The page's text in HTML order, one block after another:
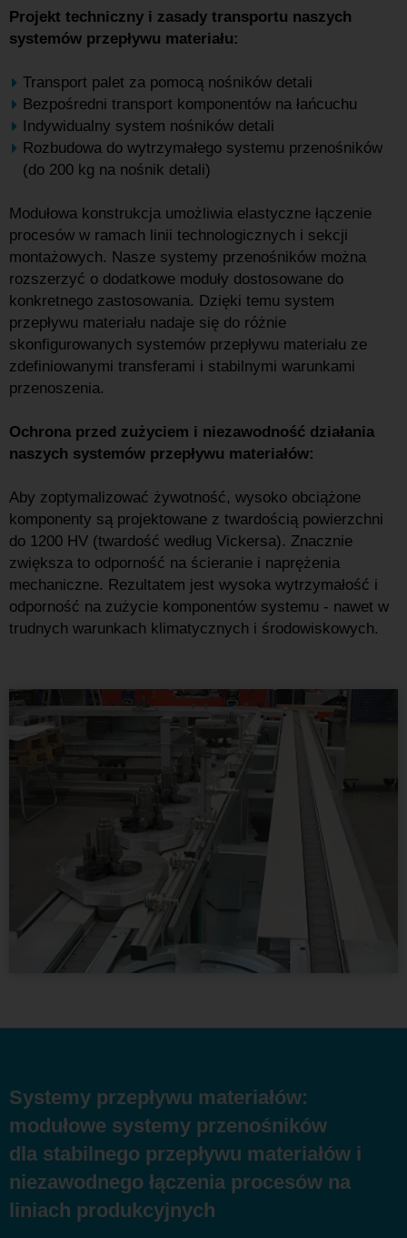
Projekt techniczny i zasady transportu naszych
systemów przepływu materiału:
Transport palet za pomocą nośników detali
Bezpośredni transport komponentów na łańcuchu
Indywidualny system nośników detali
Rozbudowa do wytrzymałego systemu przenośników
(do 200 kg na nośnik detali)
Modułowa konstrukcja umożliwia elastyczne łączenie
procesów w ramach linii technologicznych i sekcji
montażowych. Nasze systemy przenośników można
rozszerzyć o dodatkowe moduły dostosowane do
konkretnego zastosowania. Dzięki temu system
przepływu materiału nadaje się do różnie
skonfigurowanych systemów przepływu materiału ze
zdefiniowanymi transferami i stabilnymi warunkami
przenoszenia.
Ochrona przed zużyciem i niezawodność działania
naszych systemów przepływu materiałów:
Aby zoptymalizować żywotność, wysoko obciążone
komponenty są projektowane z twardością powierzchni
do 1200 HV (twardość według Vickersa). Znacznie
zwiększa to odporność na ścieranie i naprężenia
mechaniczne. Rezultatem jest wysoka wytrzymałość i
odporność na zużycie komponentów systemu - nawet w
trudnych warunkach klimatycznych i środowiskowych.
Systemy przepływu materiałów:
modułowe systemy przenośników
dla stabilnego przepływu materiałów i
niezawodnego łączenia procesów na
liniach produkcyjnych